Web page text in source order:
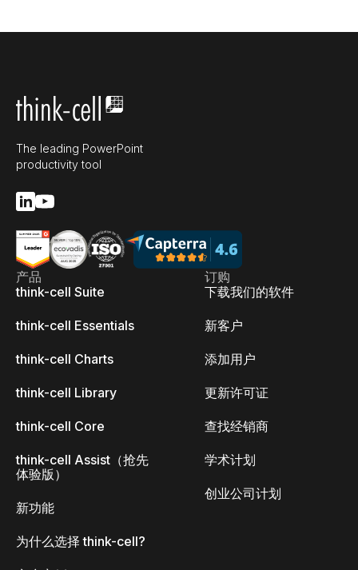
The leading PowerPoint
productivity tool
产品
think-cell Suite
think-cell Essentials
think-cell Charts
think-cell Library
think-cell Core
think-cell Assist（抢先
体验版）
新功能
为什么选择 think-cell?
订购
下载我们的软件
新客户
添加用户
更新许可证
查找经销商
学术计划
创业公司计划